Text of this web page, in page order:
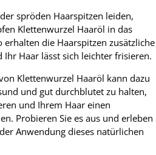
spröden Haarspitzen leiden,
Klettenwurzel Haaröl in das
erhalten die Haarspitzen zusätzliche
Ihr Haar lässt sich leichter frisieren.
Klettenwurzel Haaröl kann dazu
und gut durchblutet zu halten,
und Ihrem Haar einen
Probieren Sie es aus und erleben
Anwendung dieses natürlichen